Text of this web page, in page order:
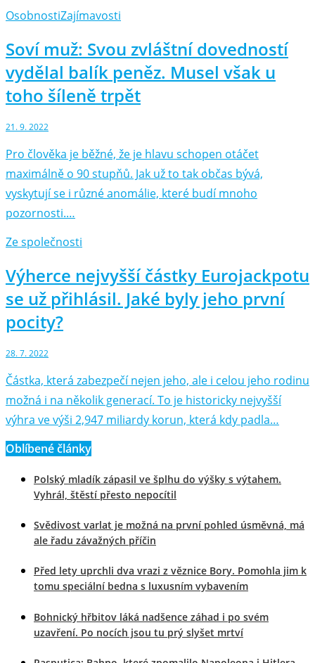
OsobnostiZajímavosti
Soví muž: Svou zvláštní dovedností
vydělal balík peněz. Musel však u
toho šíleně trpět
21. 9. 2022
Pro člověka je běžné, že je hlavu schopen otáčet
maximálně o 90 stupňů. Jak už to tak občas bývá,
vyskytují se i různé anomálie, které budí mnoho
pozornosti.…
Ze společnosti
Výherce nejvyšší částky Eurojackpotu
se už přihlásil. Jaké byly jeho první
pocity?
28. 7. 2022
Částka, která zabezpečí nejen jeho, ale i celou jeho rodinu
možná i na několik generací. To je historicky nejvyšší
výhra ve výši 2,947 miliardy korun, která kdy padla…
Oblíbené články
Polský mladík zápasil ve šplhu do výšky s výtahem.
Vyhrál, štěstí přesto nepocítil
Svědivost varlat je možná na první pohled úsměvná, má
ale řadu závažných příčin
Před lety uprchli dva vrazi z věznice Bory. Pomohla jim k
tomu speciální bedna s luxusním vybavením
Bohnický hřbitov láká nadšence záhad i po svém
uzavření. Po nocích jsou tu prý slyšet mrtví